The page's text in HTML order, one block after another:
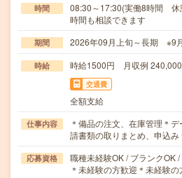
時間
08:30～17:30(実働8時間 休
時間も相談できます
期間 2026年09月上旬～長期 ※9
時給 時給1500円 月収例
交通費
全額支給
仕事内容
＊備品の注文、在庫管理＊
請書類の取りまとめ、申込
応募資格
職種未経験OK / ブランクOK
＊未経験の方歓迎＊未経験